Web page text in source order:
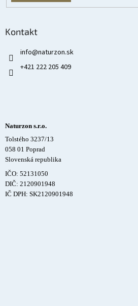
Kontakt
info@naturzon.sk
+421 222 205 409
Naturzon s.r.o.
Tolstého 3237/13
058 01 Poprad
Slovenská republika
IČO: 52131050
DIČ: 2120901948
IČ DPH: SK2120901948